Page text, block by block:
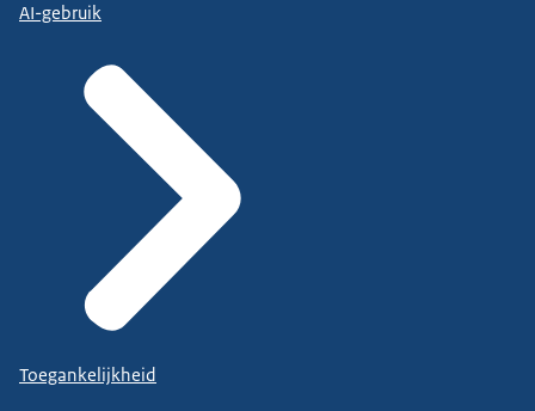
AI-gebruik
Toegankelijkheid